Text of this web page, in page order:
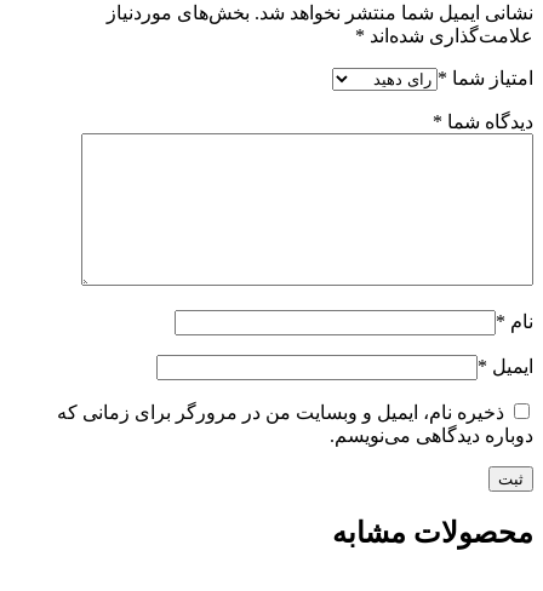
نشانی ایمیل شما منتشر نخواهد شد. بخش‌های موردنیاز
علامت‌گذاری شده‌اند *
امتیاز شما *
دیدگاه شما *
نام *
ایمیل *
ذخیره نام، ایمیل و وبسایت من در مرورگر برای زمانی که
دوباره دیدگاهی می‌نویسم.
محصولات مشابه